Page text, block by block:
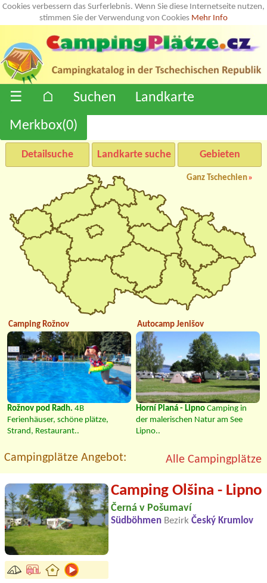
Cookies verbessern das Surferlebnis. Wenn Sie diese Internetseite nutzen,
stimmen Sie der Verwendung von Cookies Mehr Info
☰ ⌂ Suchen
Landkarte
Merkbox(0)
Detailsuche Landkarte suche Gebieten
Ganz Tschechien»
Camping Rožnov
Rožnov pod Radh. 4B
Ferienhäuser, schöne plätze,
Strand, Restaurant..
Autocamp Jenišov
Horní Planá - Lipno Camping in
der malerischen Natur am See
Lipno..
Campingplätze Angebot: Alle Campingplätze
Camping Olšina - Lipno
Černá v Pošumaví
Südböhmen Bezirk Český Krumlov